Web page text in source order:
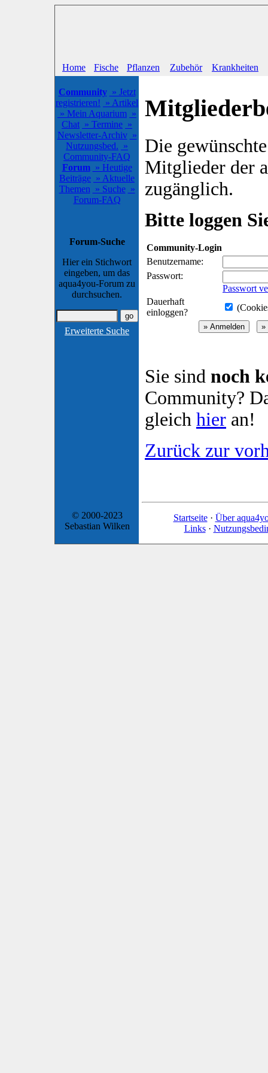
Home Fische Pflanzen Zubehör Krankheiten
Community » Jetzt
registrieren! » Artikel
» Mein Aquarium »
Chat » Termine »
Newsletter-Archiv »
Nutzungsbed. »
Community-FAQ
Forum » Heutige
Beiträge » Aktuelle
Themen » Suche »
Forum-FAQ
Forum-Suche
Hier ein Stichwort
eingeben, um das
aqua4you-Forum zu
durchsuchen.
Erweiterte Suche
Die
Mitglieder der
zugänglich.
Bitte loggen
Community-Login
Benutzername:
Passwort:
Passwort
Dauerhaft
einloggen?
Sie sind noch
Community?
gleich hier an!
Zurück zur
© 2000-2023
Sebastian Wilken
Startseite· Über
Links·